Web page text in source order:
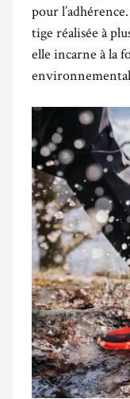
pour
tige réalisée à
elle incarne à la